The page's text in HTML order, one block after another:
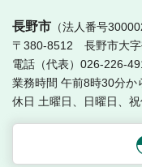
長野市 （法人番号
〒380-8512 長野市大字
電話（代表）026-226-
業務時間 午前8時30分か
休日 土曜日、日曜日、